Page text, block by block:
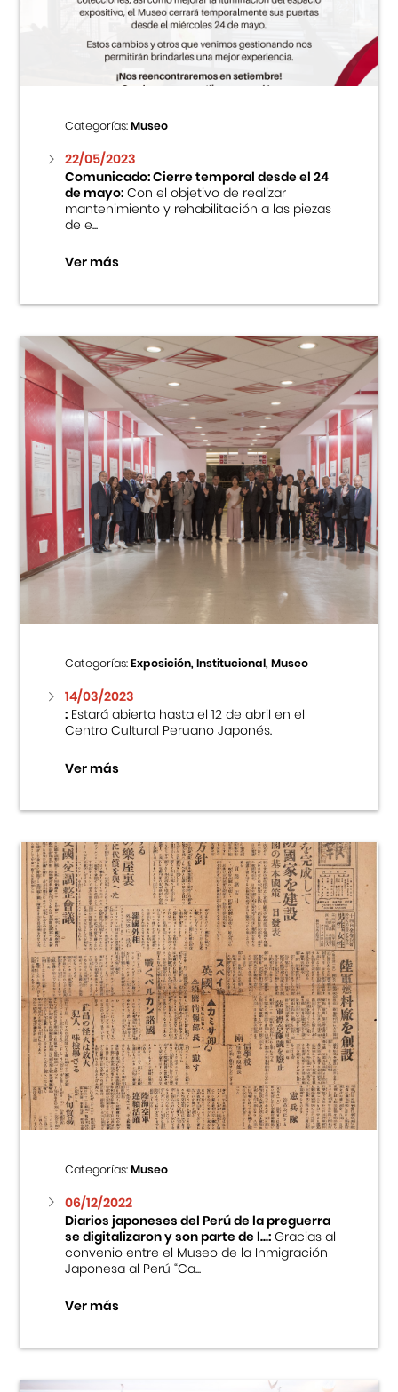
Centro Cultural Peruano Japonés
Museo de la Inmigración Japonesa
Fondo Editorial
Teatro Peruano Japonés
Categorías:Museo
22/05/2023
Comunicado: Cierre temporal desde el 24
de mayo:Con el objetivo de realizar
mantenimiento y rehabilitación a las piezas
de e...
Ver más
Categorías:Exposición, Institucional, Museo
14/03/2023
:Estará abierta hasta el 12 de abril en el
Centro Cultural Peruano Japonés.
Ver más
Categorías:Museo
06/12/2022
Diarios japoneses del Perú de la preguerra
se digitalizaron y son parte de l...:Gracias al
convenio entre el Museo de la Inmigración
Japonesa al Perú “Ca...
Ver más